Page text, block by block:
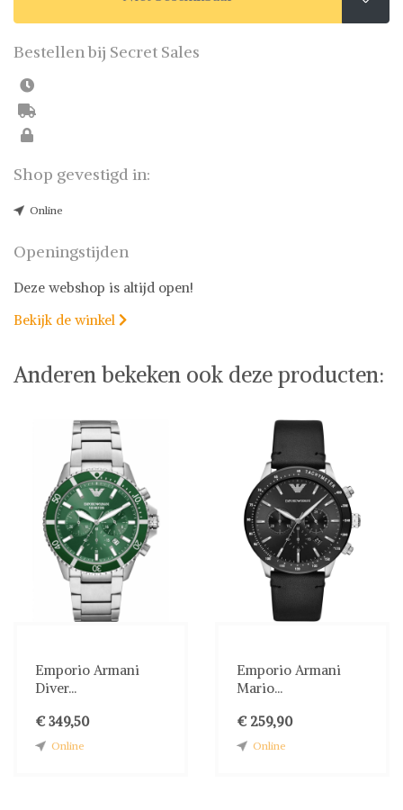
Bestellen bij Secret Sales
Shop gevestigd in:
Online
Openingstijden
Deze webshop is altijd open!
Bekijk de winkel 
Anderen bekeken ook deze producten:
Emporio Armani
Diver...
€ 349,50
Online
Emporio Armani
Mario...
€ 259,90
Online